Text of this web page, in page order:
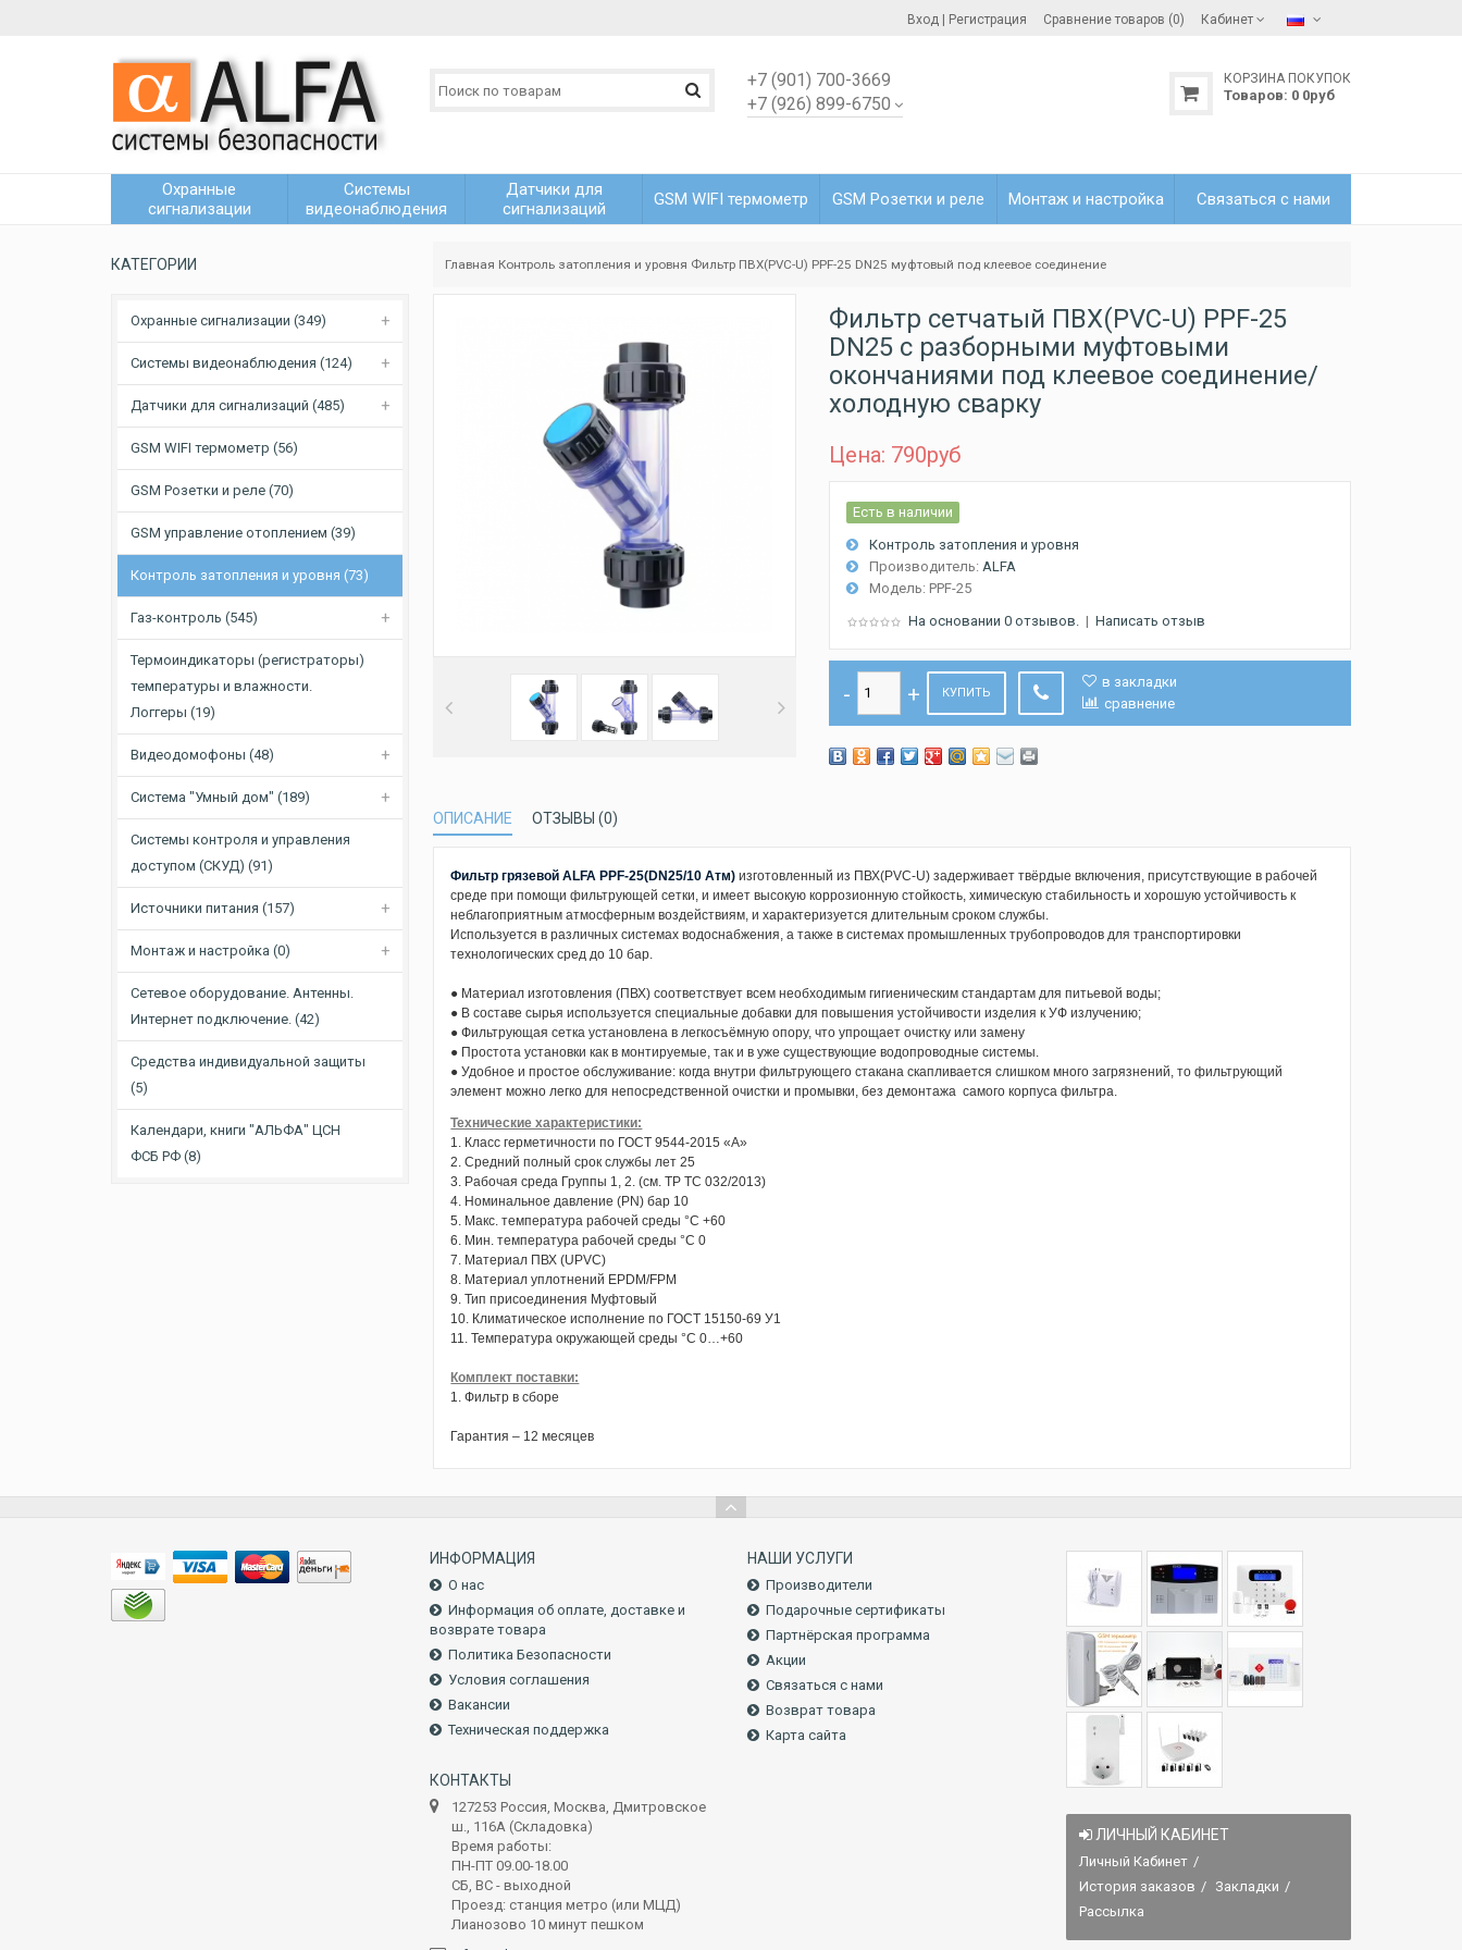
Вход Регистрация Сравнение товаров (0) Кабинет
+7 (901) 700-3669
+7 (926) 899-6750
КОРЗИНА ПОКУПОК
Товаров: 0 0руб
Охранные
сигнализации
Системы
видеонаблюдения
Датчики для
сигнализаций
GSM WIFI термометр GSM Розетки и реле Монтаж и настройка Связаться с нами
КАТЕГОРИИ
Охранные сигнализации (349)
Системы видеонаблюдения (124)
Датчики для сигнализаций (485)
GSM WIFI термометр (56)
GSM Розетки и реле (70)
GSM управление отоплением (39)
Контроль затопления и уровня (73)
Газ-контроль (545)
Термоиндикаторы (регистраторы)
температуры и влажности.
Логгеры (19)
Видеодомофоны (48)
Система "Умный дом" (189)
Системы контроля и управления
доступом (СКУД) (91)
Источники питания (157)
Монтаж и настройка (0)
Сетевое оборудование. Антенны.
Интернет подключение. (42)
Средства индивидуальной защиты
(5)
Календари, книги "АЛЬФА" ЦСН
ФСБ PФ (8)
Главная Контроль затопления и уровня Фильтр ПВХ(PVC-U) PPF-25 DN25 муфтовый под клеевое соединение
Фильтр сетчатый ПВХ(PVC-U) PPF-25
DN25 с разборными муфтовыми
окончаниями под клеевое соединение/
холодную сварку
Цена: 790руб
Есть в наличии
Контроль затопления и уровня
Производитель: ALFA
Модель: PPF-25
На основании 0 отзывов. |Написать отзыв
КУПИТЬ
в закладки
сравнение
ОПИСАНИЕ ОТЗЫВЫ (0)
Фильтр грязевой ALFA PPF-25(DN25/10 Атм)изготовленный из ПВХ(PVC-U) задерживает твёрдые включения, присутствующие в рабочей
среде при помощи фильтрующей сетки, и имеет высокую коррозионную стойкость, химическую стабильность и хорошую устойчивость к
неблагоприятным атмосферным воздействиям, и характеризуется длительным сроком службы.
Используется в различных системах водоснабжения, а также в системах промышленных трубопроводов для транспортировки
технологических сред до 10 бар.
● Материал изготовления (ПВХ) соответствует всем необходимым гигиеническим стандартам для питьевой воды;
● В составе сырья используется специальные добавки для повышения устойчивости изделия к УФ излучению;
● Фильтрующая сетка установлена в легкосъёмную опору, что упрощает очистку или замену
● Простота установки как в монтируемые, так и в уже существующие водопроводные системы.
● Удобное и простое обслуживание: когда внутри фильтрующего стакана скапливается слишком много загрязнений, то фильтрующий
элемент можно легко для непосредственной очистки и промывки, без демонтажа самого корпуса фильтра.
Технические характеристики:
1. Класс герметичности по ГОСТ 9544-2015 «А»
2. Средний полный срок службы лет 25
3. Рабочая среда Группы 1, 2. (см. ТР ТС 032/2013)
4. Номинальное давление (PN) бар 10
5. Макс. температура рабочей среды °С +60
6. Мин. температура рабочей среды °С 0
7. Материал ПВХ (UPVC)
8. Материал уплотнений EPDM/FPM
9. Тип присоединения Муфтовый
10. Климатическое исполнение по ГОСТ 15150-69 У1
11. Температура окружающей среды °С 0…+60
Комплект поставки:
1. Фильтр в сборе
Гарантия – 12 месяцев
ИНФОРМАЦИЯ
О нас
Информация об оплате, доставке и
возврате товара
Политика Безопасности
Условия соглашения
Вакансии
Техническая поддержка
НАШИ УСЛУГИ
Производители
Подарочные сертификаты
Партнёрская программа
Акции
Связаться с нами
Возврат товара
Карта сайта
КОНТАКТЫ
127253 Россия, Москва, Дмитровское
ш., 116А (Складовка)
Время работы:
ПН-ПТ 09.00-18.00
СБ, ВС - выходной
Проезд: станция метро (или МЦД)
Лианозово 10 минут пешком
ЛИЧНЫЙ КАБИНЕТ
Личный Кабинет
История заказов
Закладки
Рассылка